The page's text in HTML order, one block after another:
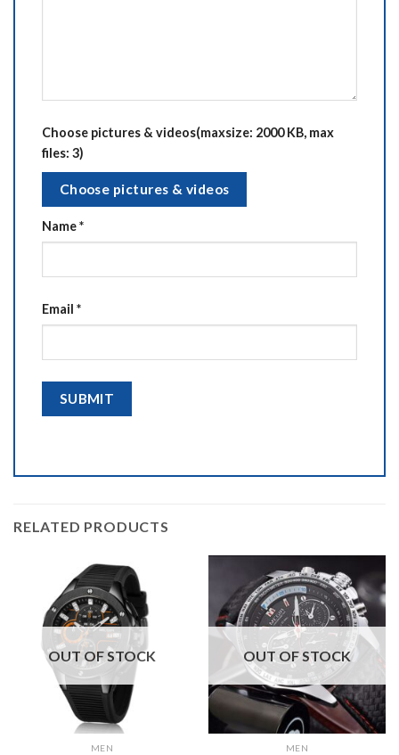
Choose pictures & videos(maxsize: 2000 KB, max
files: 3)
Choose pictures & videos
Name*
Email *
RELATED PRODUCTS
OUT OF STOCK
MEN
OUT OF STOCK
MEN